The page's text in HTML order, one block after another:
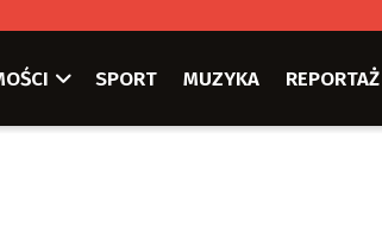
SPORT MUZYKA REPORTAŻ